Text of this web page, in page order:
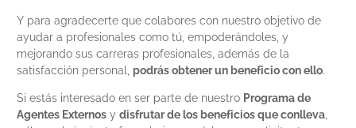
Y para agradecerte que colabores con nuestro objetivo de
ayudar a profesionales como tú, empoderándoles, y
mejorando sus carreras profesionales, además de la
satisfacción personal, podrás obtener un beneficio con ello.
Si estás interesado en ser parte de nuestro Programa de
Agentes Externos y disfrutar de los beneficios que conlleva